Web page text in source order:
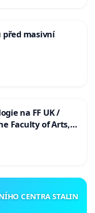
před masivní
na FF UK /
Faculty of Arts,
CENTRA STALIN